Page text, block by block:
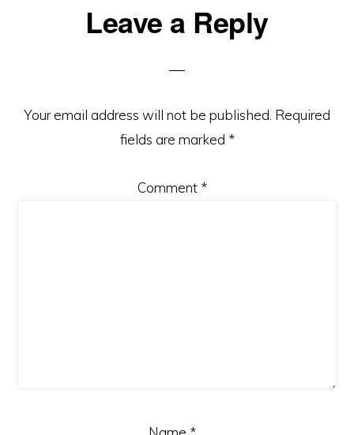
ReaderLeave a Reply
Your email address will not be published. Required
fields are marked *
Comment *